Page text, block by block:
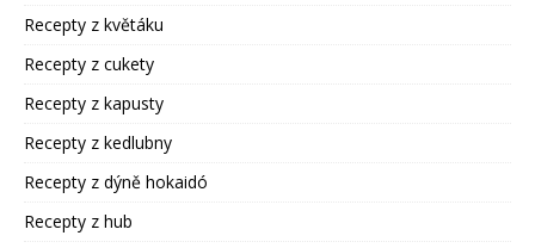
Recepty z květáku
Recepty z cukety
Recepty z kapusty
Recepty z kedlubny
Recepty z dýně hokaidó
Recepty z hub